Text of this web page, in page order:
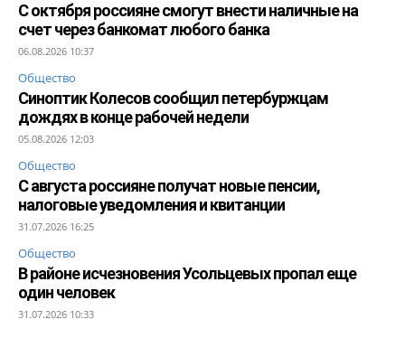
С октября россияне смогут внести наличные на
счет через банкомат любого банка
06.08.2026 10:37
Общество
Синоптик Колесов сообщил петербуржцам
дождях в конце рабочей недели
05.08.2026 12:03
Общество
С августа россияне получат новые пенсии,
налоговые уведомления и квитанции
31.07.2026 16:25
Общество
В районе исчезновения Усольцевых пропал еще
один человек
31.07.2026 10:33